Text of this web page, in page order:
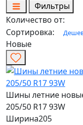
Фильтры
Количество от:
Сортировка:
Новые
Шины летние
205/50 R17 93W
Ширина205